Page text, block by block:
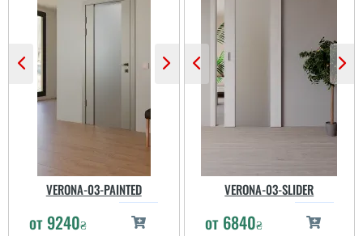
VERONA-03-PAINTED
от9240₴
VERONA-03-SLIDER
от 6840₴